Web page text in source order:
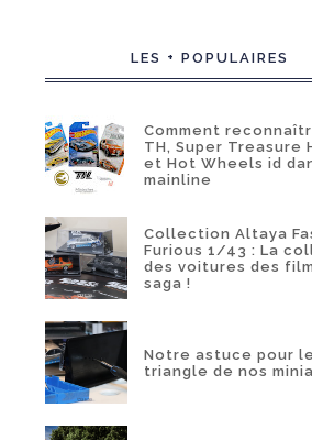
LES + POPULAIRES
Comment
TH, Super Treasure
et Hot Wheels id
mainline
Collection Altaya
Furious 1/43 : La
des voitures des
saga !
Notre astuce pour
triangle de nos